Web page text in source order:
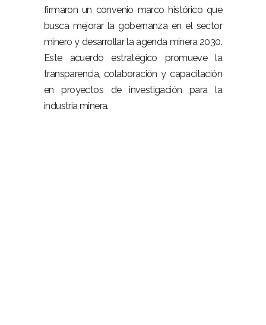
firmaron un convenio marco histórico que
busca mejorar la gobernanza en el sector
minero y desarrollar la agenda minera 2030.
Este acuerdo estratégico promueve la
transparencia, colaboración y capacitación
en proyectos de investigación para la
industria minera.